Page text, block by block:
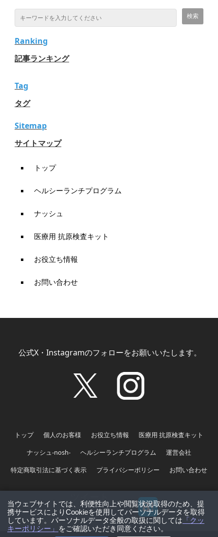
Ranking
記事ランキング
Tag
タグ
Sitemap
サイトマップ
トップ
ヘルシーランチプログラム
ナッシュ
医療用 抗原検査キット
お役立ち情報
お問い合わせ
公式X・Instagramのフォローをお願いいたします。
トップ 個人のお客様 お役立ち情報
医療用 抗原検査キット
ナッシュ-nosh-
ヘルシーランチプログラム
運営会社
特定商取引法に基づく表示
プライバシーポリシー お問い合わせ
ツイート